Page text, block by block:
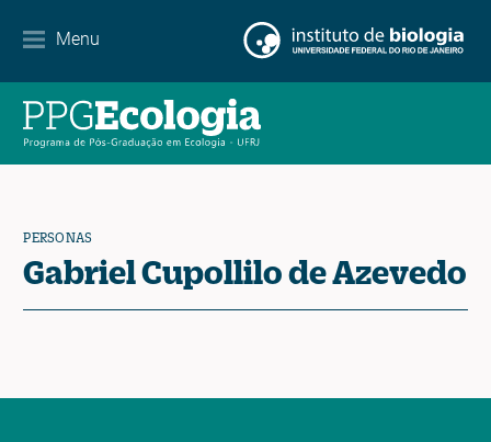
Menu
EN ES PT
PERSONAS
Gabriel Cupollilo de Azevedo